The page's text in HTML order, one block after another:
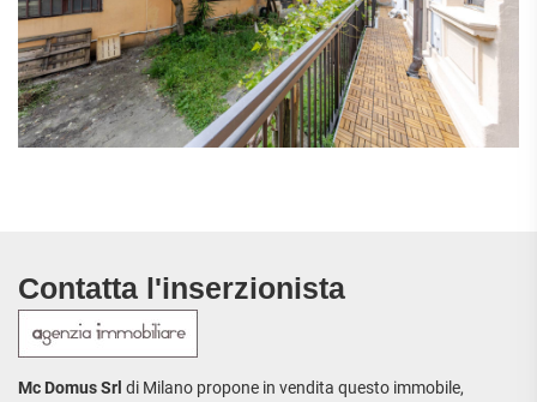
Contatta l'inserzionista
Mc Domus Srl di Milano propone in vendita questo immobile,